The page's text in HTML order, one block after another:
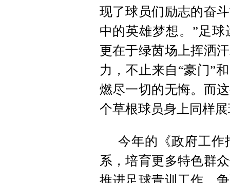
现了球员们励志的奋
中的英雄梦想。”足
更在于绿茵场上挥洒
力，不止来自“豪门”
燃尽一切的无悔。而
个草根球员身上同样
今年的《政府工作
系，培育更多特色群